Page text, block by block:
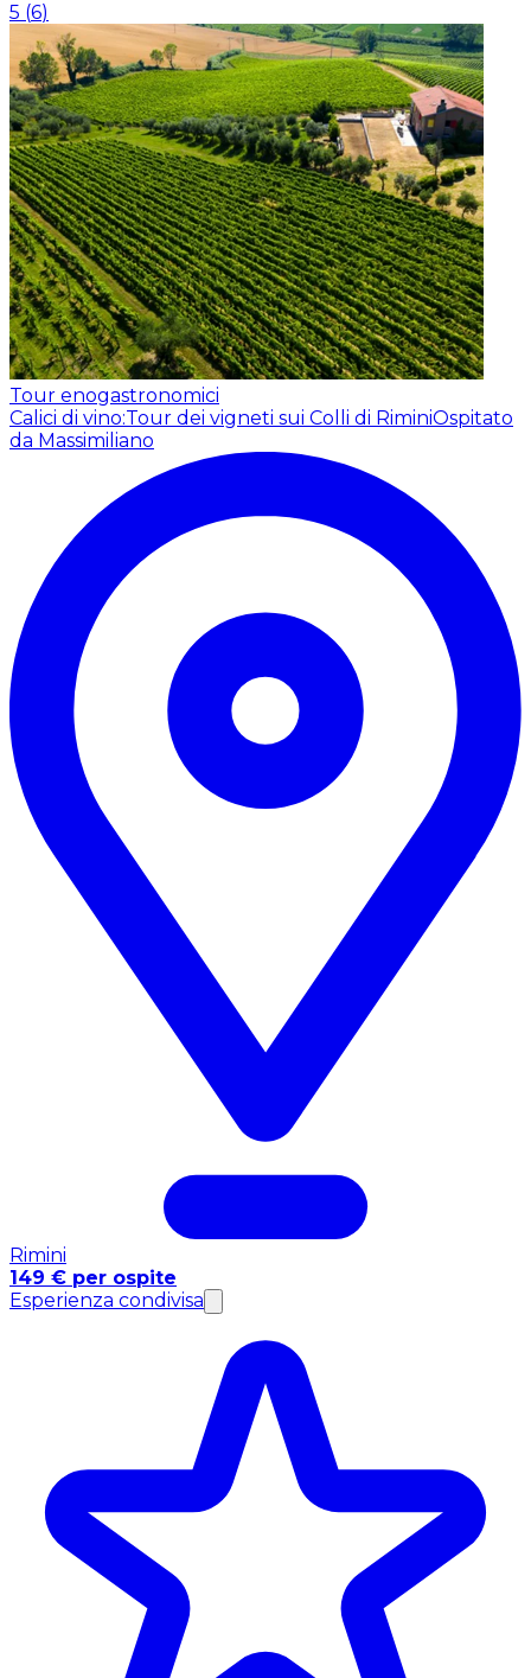
5 (6)
Tour enogastronomici
Calici di vino:Tour dei vigneti sui Colli di RiminiOspitato
da Massimiliano
Rimini
149 € per ospite
Esperienza condivisa